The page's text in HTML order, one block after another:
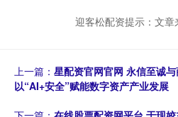
迎客松配资提示：文章
上一篇： 星配资官网官网 永信至诚
以“AI+安全”赋能数字资产产业发展